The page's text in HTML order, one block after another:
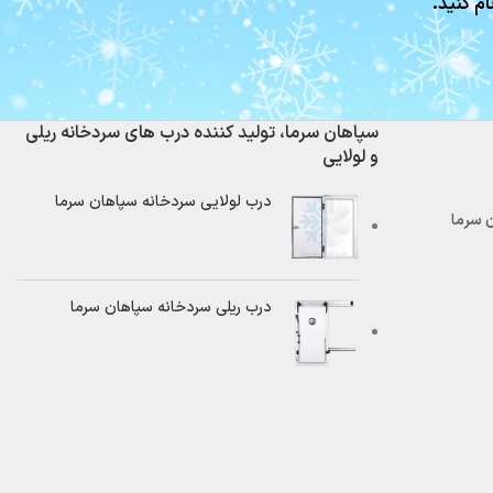
سپاهان سرما، تولید کننده درب های سردخانه ریلی
و لولایی
درب لولایی سردخانه سپاهان سرما
درب ریلی سردخانه سپاهان سرما